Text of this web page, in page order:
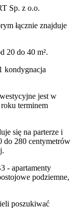
Sp. z o.o.
łącznie znajduje
20 do 40 m².
kondygnacja
jest w
terminem
się na parterze i
do 280 centymetrów
.
- apartamenty
podziemne,
poszukiwać